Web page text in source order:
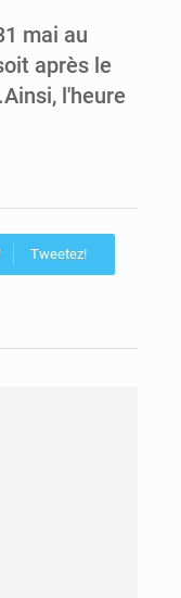
Compétitions africaines : la CAF ferme la porte à l’AC Léopards et à l’AS Otohô
mai au
après le
l'heure
Tweetez!